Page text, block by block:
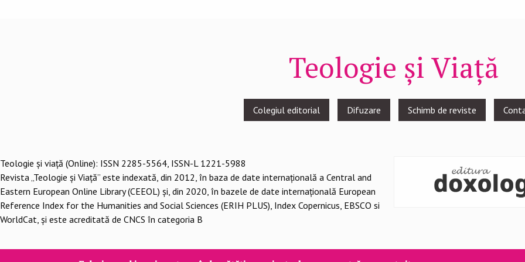
Teologie și Viață
Colegiul editorial Difuzare Schimb de reviste
Teologie şi viaţă (Online): ISSN 2285-5564, ISSN-L 1221-5988
Revista „Teologie și Viață” este indexată, din 2012, în baza de date internațională a Central and
Eastern European Online Library (CEEOL) și, din 2020, în bazele de date internațională European
Reference Index for the Humanities and Social Sciences (ERIH PLUS), Index Copernicus, EBSCO si
WorldCat, și este acreditată de CNCS în categoria B